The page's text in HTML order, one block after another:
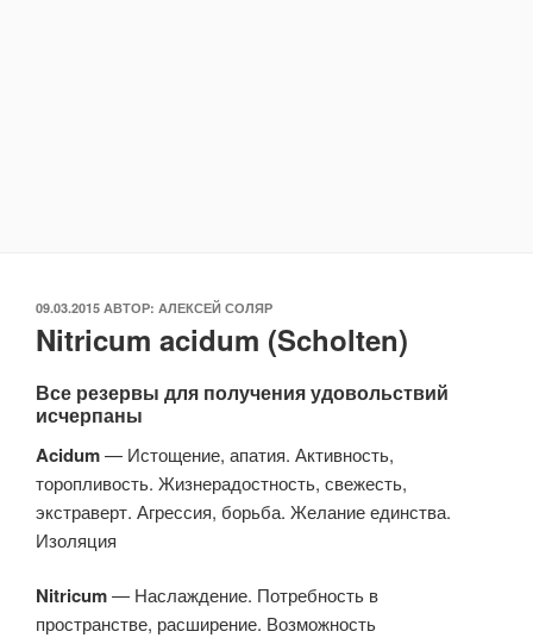
ОПУБЛИКОВАНО
09.03.2015 АВТОР: АЛЕКСЕЙ СОЛЯР
Nitricum acidum (Scholten)
Все резервы для получения удовольствий
исчерпаны
Acidum— Истощение, апатия. Активность,
торопливость. Жизнерадостность, свежесть,
экстраверт. Агрессия, борьба. Желание единства.
Изоляция
Nitricum— Наслаждение. Потребность в
пространстве, расширение. Возможность